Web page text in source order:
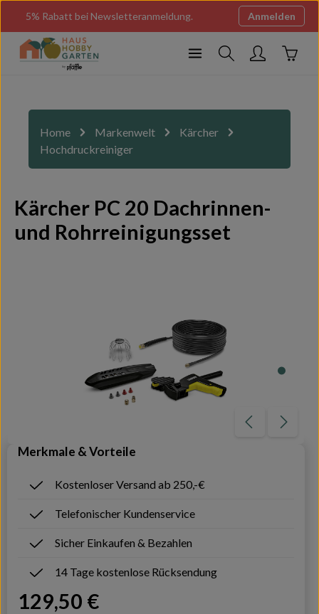
Zum Hauptinhalt springen
5% Rabatt bei Newsletteranmeldung. Anmelden
Home Markenwelt
Kärcher
Hochdruckreiniger
Kärcher PC 20 Dachrinnen-
und Rohrreinigungsset
Merkmale & Vorteile
Kostenloser Versand ab 250,-€
Telefonischer Kundenservice
Sicher Einkaufen & Bezahlen
14 Tage kostenlose Rücksendung
Regulärer Preis:
129,50 €